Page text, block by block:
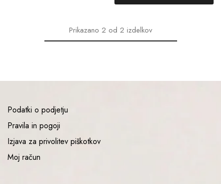
Prikazano 2 od 2 izdelkov
Podatki o podjetju
Pravila in pogoji
Izjava za privolitev piškotkov
Moj račun